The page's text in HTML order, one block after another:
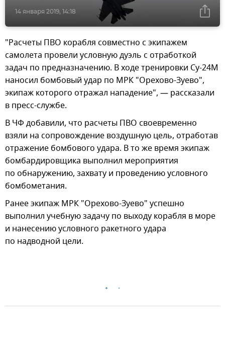
14 января 2019, 14:18
"Расчеты ПВО корабля совместно с экипажем
самолета провели условную дуэль с отработкой
задач по предназначению. В ходе тренировки Су-24М
наносил бомбовый удар по МРК "Орехово-Зуево",
экипаж которого отражал нападение", — рассказали
в пресс-службе.
В ЧФ добавили, что расчеты ПВО своевременно
взяли на сопровождение воздушную цель, отработав
отражение бомбового удара. В то же время экипаж
бомбардировщика выполнил мероприятия
по обнаружению, захвату и проведению условного
бомбометания.
Ранее экипаж МРК "Орехово-Зуево" успешно
выполнил учебную задачу по выходу корабля в море
и нанесению условного ракетного удара
по надводной цели.